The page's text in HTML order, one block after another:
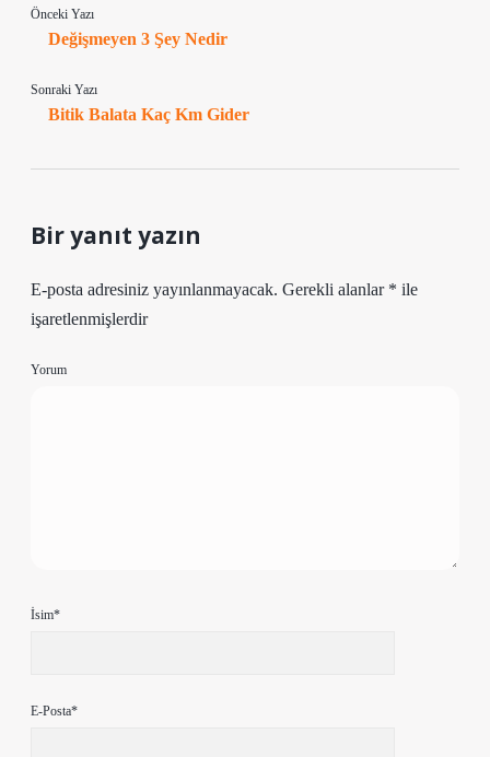
Önceki Yazı
Değişmeyen 3 Şey Nedir
Sonraki Yazı
Bitik Balata Kaç Km Gider
Bir yanıt yazın
E-posta adresiniz yayınlanmayacak. Gerekli alanlar * ile
işaretlenmişlerdir
Yorum
İsim*
E-Posta*